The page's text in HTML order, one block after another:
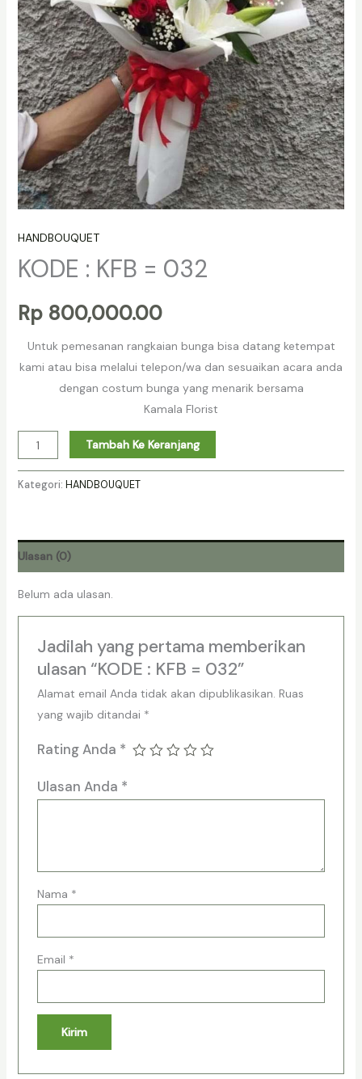
HANDBOUQUET
KODE : KFB = 032
Rp800,000.00
Untuk pemesanan rangkaian bunga bisa datang ketempat
kami atau bisa melalui telepon/wa dan sesuaikan acara anda
dengan costum bunga yang menarik bersama
Kamala Florist
Tambah Ke Keranjang
Kategori: HANDBOUQUET
Ulasan (0)
Belum ada ulasan.
Jadilah yang pertama memberikan
ulasan “KODE : KFB = 032”
Alamat email Anda tidak akan dipublikasikan. Ruas
yang wajib ditandai *
Rating Anda *
Ulasan Anda *
Nama *
Email *